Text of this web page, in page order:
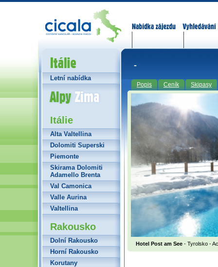
-
Popis Ceník Skipasy
Hotel Post am See - Tyrolsko -
Itálie
Letní nabídka
Alpy Zima
Itálie
Alta Valtellina
Dolomiti Superski
Piemonte
Skirama Dolomiti
Adamello Brenta
Val Camonica
Valle Aurina
Valtellina
Rakousko
Dolní Rakousko
Horní Rakousko
Korutany